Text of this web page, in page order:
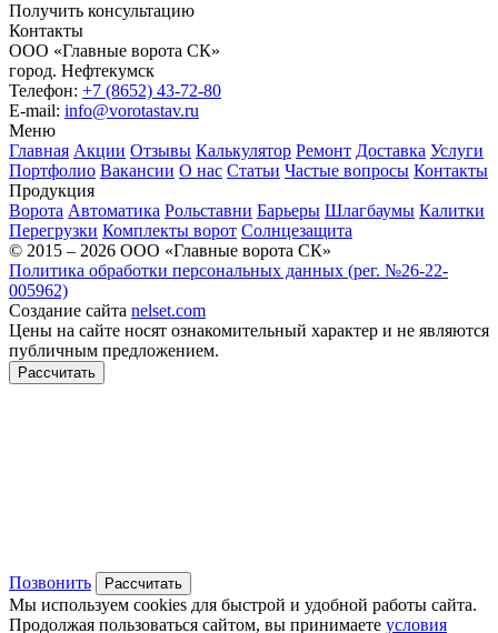
Получить консультацию
Контакты
ООО «Главные ворота СК»
город. Нефтекумск
Телефон: +7 (8652) 43-72-80
E-mail: info@vorotastav.ru
Меню
Главная Акции Отзывы Калькулятор Ремонт Доставка Услуги
Портфолио Вакансии О нас Статьи Частые вопросы Контакты
Продукция
Ворота Автоматика Рольставни Барьеры Шлагбаумы Калитки
Перегрузки Комплекты ворот Солнцезащита
© 2015 – 2026 ООО «Главные ворота СК»
Политика обработки персональных данных (рег. №26-22-
005962)
Создание сайта nelset.com
Цены на сайте носят ознакомительный характер и не являются
публичным предложением.
Рассчитать
Позвонить Рассчитать
Мы используем cookies для быстрой и удобной работы сайта.
Продолжая пользоваться сайтом, вы принимаете условия